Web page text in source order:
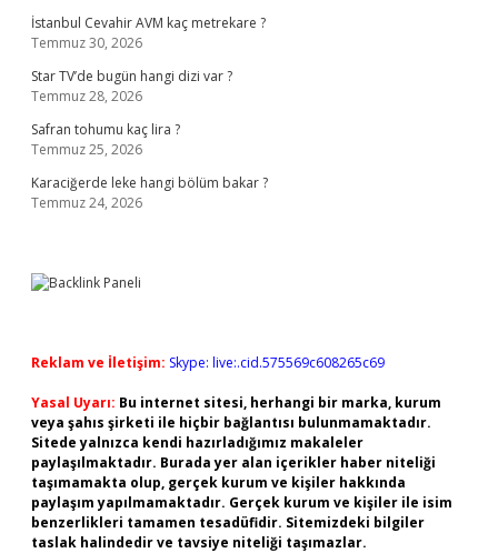
İstanbul Cevahir AVM kaç metrekare ?
Temmuz 30, 2026
Star TV’de bugün hangi dizi var ?
Temmuz 28, 2026
Safran tohumu kaç lira ?
Temmuz 25, 2026
Karaciğerde leke hangi bölüm bakar ?
Temmuz 24, 2026
Reklam ve İletişim: Skype: live:.cid.575569c608265c69
Yasal Uyarı: Bu internet sitesi, herhangi bir marka, kurum
veya şahıs şirketi ile hiçbir bağlantısı bulunmamaktadır.
Sitede yalnızca kendi hazırladığımız makaleler
paylaşılmaktadır. Burada yer alan içerikler haber niteliği
taşımamakta olup, gerçek kurum ve kişiler hakkında
paylaşım yapılmamaktadır. Gerçek kurum ve kişiler ile isim
benzerlikleri tamamen tesadüfidir. Sitemizdeki bilgiler
taslak halindedir ve tavsiye niteliği taşımazlar.